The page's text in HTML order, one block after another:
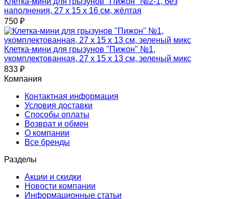
наполнения, 27 х 15 х 16 см, жёлтая
750 ₽
Клетка-мини для грызунов "Пижон" №1,
укомплектованная, 27 х 15 х 13 см, зеленый микс
833 ₽
Компания
Контактная информация
Условия доставки
Способы оплаты
Возврат и обмен
О компании
Все бренды
Разделы
Акции и скидки
Новости компании
Информационные статьи